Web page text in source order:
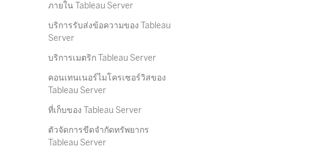
ภายใน Tableau Server
บริการรับส่งข้อความของ Tableau
Server
บริการเมตริก Tableau Server
คอนเทนเนอร์ไมโครเซอร์วิสของ
Tableau Server
ที่เก็บของ Tableau Server
ตัวจัดการขีดจำกัดทรัพยากร
Tableau Server